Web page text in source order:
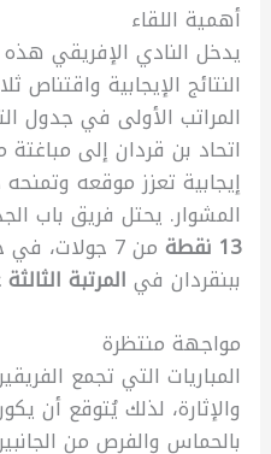
أهمية اللقاء
يدخل النادي الإفريقي
النتائج الإيجابية
المراتب الأولى في جدول
اتحاد بن قردان إلى
إيجابية تعزز موقعه
المشوار. يحتل فريق باب
13 نقطة
من 7 جولات،
ببنقردان في المرتبة
مواجهة منتظرة
المباريات التي تجمع
والإثارة، لذلك يُتوقع أن
بالحماس والفرص من